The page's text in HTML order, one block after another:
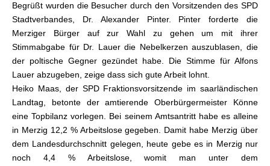
Begrüßt wurden die Besucher durch den Vorsitzenden des SPD
Stadtverbandes, Dr. Alexander Pinter. Pinter forderte die
Merziger Bürger auf zur Wahl zu gehen um mit ihrer
Stimmabgabe für Dr. Lauer die Nebelkerzen auszublasen, die
der poltische Gegner gezündet habe. Die Stimme für Alfons
Lauer abzugeben, zeige dass sich gute Arbeit lohnt.
Heiko Maas, der SPD Fraktionsvorsitzende im saarländischen
Landtag, betonte der amtierende Oberbürgermeister Könne
eine Topbilanz vorlegen. Bei seinem Amtsantritt habe es alleine
in Merzig 12,2 % Arbeitslose gegeben. Damit habe Merzig über
dem Landesdurchschnitt gelegen, heute gebe es in Merzig nur
noch 4,4 % Arbeitslose, womit man unter dem